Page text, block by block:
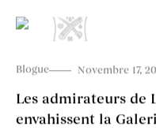
Blogue Novembre 17,
Les admirateurs de
envahissent la